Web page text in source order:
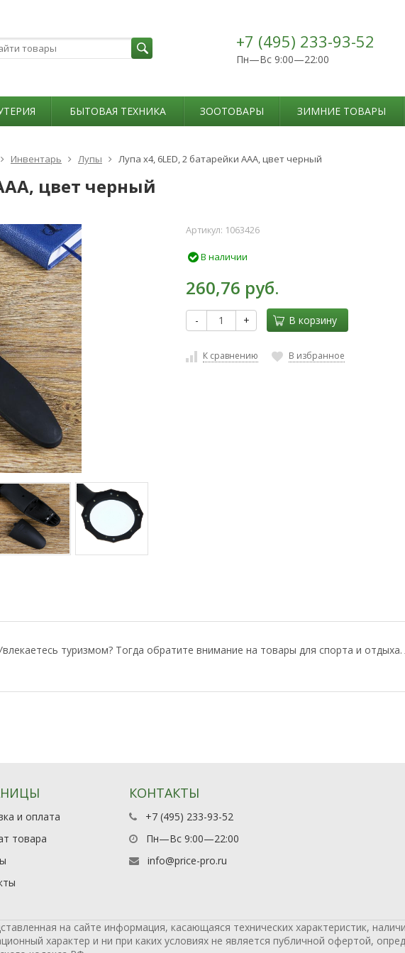
+7 (495) 233-93-52
Пн—Вс 9:00—22:00
БЫТОВАЯ ТЕХНИКА ЗООТОВАРЫ ЗИМНИЕ ТОВАРЫ
Инвентарь Лупы Лупа х4, 6LED, 2 батарейки ААА, цвет черный
цвет черный
Артикул: 1063426
В наличии
260,76 руб.
- + В корзину
К сравнению В избранное
туризмом? Тогда обратите внимание на товары для спорта и
и оплата
товара
КОНТАКТЫ
+7 (495) 233-93-52
Пн—Вс 9:00—22:00
info@price-pro.ru
на сайте информация, касающаяся технических характеристик,
характер и ни при каких условиях не является публичной офертой,